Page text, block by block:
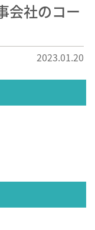
会社のコー
2023.01.20